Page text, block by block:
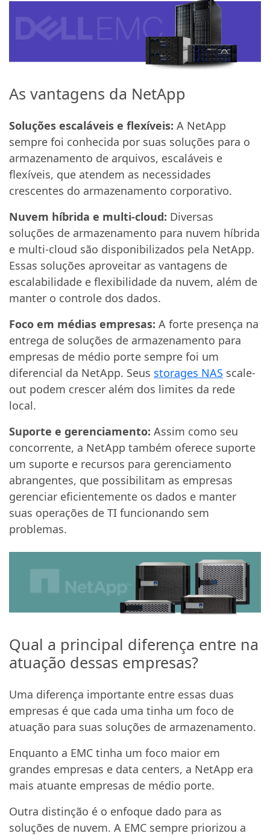
As vantagens da NetApp
Soluções escaláveis e flexíveis: A NetApp
sempre foi conhecida por suas soluções para o
armazenamento de arquivos, escaláveis e
flexíveis, que atendem as necessidades
crescentes do armazenamento corporativo.
Nuvem híbrida e multi-cloud: Diversas
soluções de armazenamento para nuvem híbrida
e multi-cloud são disponibilizados pela NetApp.
Essas soluções aproveitar as vantagens de
escalabilidade e flexibilidade da nuvem, além de
manter o controle dos dados.
Foco em médias empresas: A forte presença na
entrega de soluções de armazenamento para
empresas de médio porte sempre foi um
diferencial da NetApp. Seus storages NAS scale-
out podem crescer além dos limites da rede
local.
Suporte e gerenciamento: Assim como seu
concorrente, a NetApp também oferece suporte
um suporte e recursos para gerenciamento
abrangentes, que possibilitam as empresas
gerenciar eficientemente os dados e manter
suas operações de TI funcionando sem
problemas.
Qual a principal diferença entre na
atuação dessas empresas?
Uma diferença importante entre essas duas
empresas é que cada uma tinha um foco de
atuação para suas soluções de armazenamento.
Enquanto a EMC tinha um foco maior em
grandes empresas e data centers, a NetApp era
mais atuante empresas de médio porte.
Outra distinção é o enfoque dado para as
soluções de nuvem. A EMC sempre priorizou a